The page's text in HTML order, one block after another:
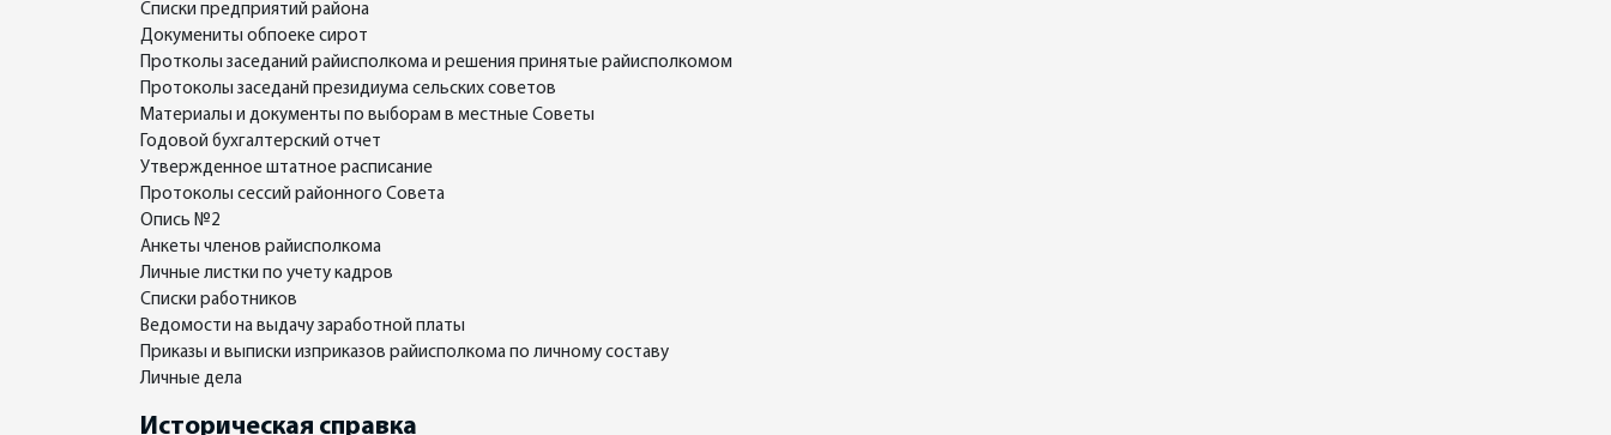
Списки предприятий района
Докумениты обпоеке сирот
Протколы заседаний райисполкома и решения принятые райисполкомом
Протоколы заседанй президиума сельских советов
Материалы и документы по выборам в местные Советы
Годовой бухгалтерский отчет
Утвержденное штатное расписание
Протоколы сессий районного Совета
Опись №2
Анкеты членов райисполкома
Личные листки по учету кадров
Списки работников
Ведомости на выдачу заработной платы
Приказы и выписки изприказов райисполкома по личному составу
Личные дела
Историческая справка